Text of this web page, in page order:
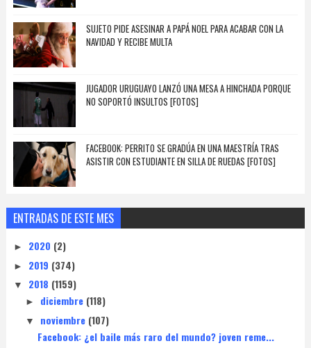
SUJETO PIDE ASESINAR A PAPÁ NOEL PARA ACABAR CON LA
NAVIDAD Y RECIBE MULTA
JUGADOR URUGUAYO LANZÓ UNA MESA A HINCHADA PORQUE
NO SOPORTÓ INSULTOS [FOTOS]
FACEBOOK: PERRITO SE GRADÚA EN UNA MAESTRÍA TRAS
ASISTIR CON ESTUDIANTE EN SILLA DE RUEDAS [FOTOS]
ENTRADAS DE ESTE MES
► 2020 (2)
► 2019 (374)
▼ 2018 (1159)
► diciembre (118)
▼ noviembre (107)
Facebook: ¿el baile más raro del mundo? joven reme...